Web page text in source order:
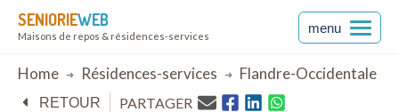
SENIORIEWEB
Maisons de repos & résidences-services
menu
Breadcrumb
Home Résidences-services Flandre-Occidentale
RETOUR PARTAGER